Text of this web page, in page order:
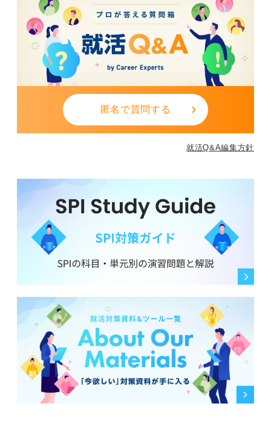
匿名で質問する
就活Q&A編集方針